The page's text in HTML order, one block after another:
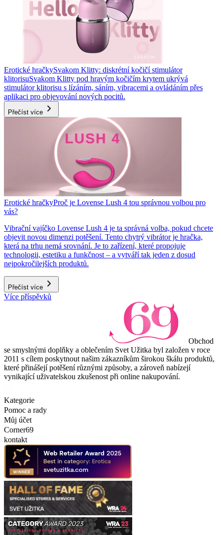
Erotické hračkySvakom Klitty: diskrétní kočičí stimulátor
klitorisuSvakom Klitty pod hravým kočičím krytem ukrývá
stimulátor klitorisu s lízáním, sáním, vibracemi a ovládáním přes
aplikaci pro objevování nových pocitů.
Přečíst více
Erotické hračkyProč je Lovense Lush 4 tou správnou volbou pro
vás?
Vibrační vajíčko Lovense Lush 4 je ta správná volba, pokud chcete
objevit novou dimenzi potěšení. Tento chytrý vibrátor je hračka,
která na trhu nemá srovnání. Je to zařízení, které propojuje
technologii, estetiku a funkčnost – a vytváří tak jeden z dosud
nejpokročilejších produktů.
Přečíst více
Více příspěvků
Obchod
se smyslnými doplňky a oblečením Svet Užitka byl založen v roce
2011 s cílem poskytnout našim zákazníkům širokou škálu produktů,
které přinášejí potěšení různými způsoby, a zároveň nabízejí
vynikající uživatelskou zkušenost při online nakupování.
Kategorie
Pomoc a rady
Můj účet
Corner69
kontakt